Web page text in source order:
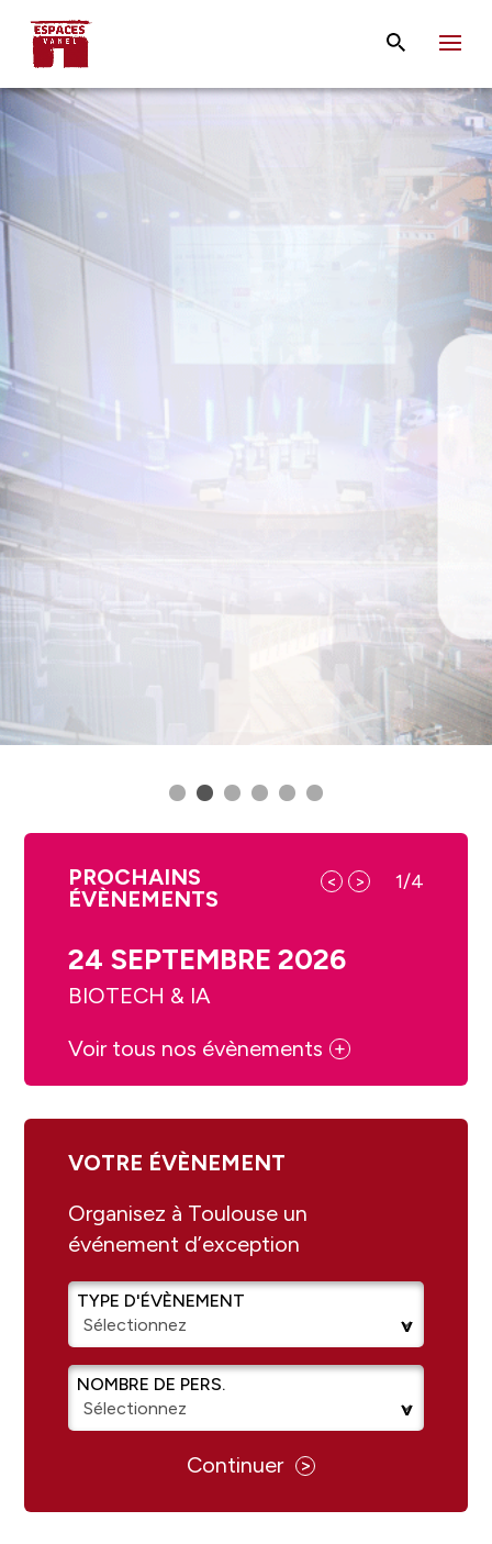
PROCHAINS
ÉVÈNEMENTS
< > 1/4
24 SEPTEMBRE 2026
BIOTECH & IA
Voir tous nos évènements +
VOTRE ÉVÈNEMENT
Organisez à Toulouse un
événement d’exception
TYPE D'ÉVÈNEMENT
NOMBRE DE PERS.
>